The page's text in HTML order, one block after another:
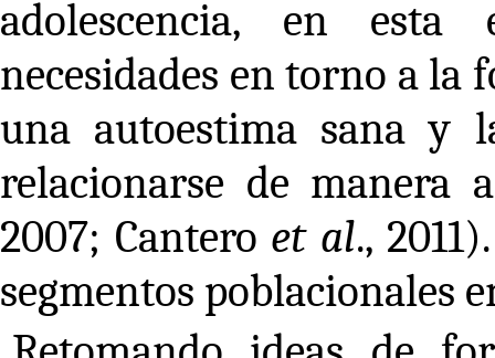
adolescencia, en esta
necesidades en torno a la
una autoestima sana y
relacionarse de manera
2007; Cantero et al.,
segmentos poblacionales